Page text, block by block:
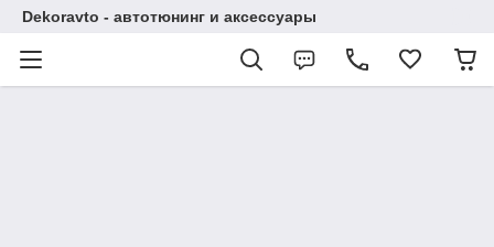
Dekoravto - автотюнинг и аксессуары